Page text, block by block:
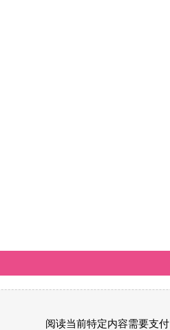
阅读当前特定内容需要支付